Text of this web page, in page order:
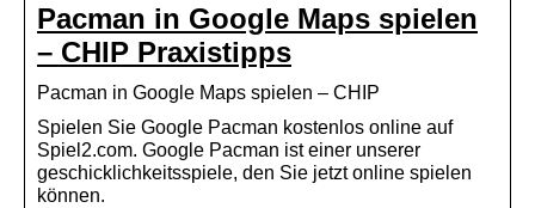
Pacman in Google Maps spielen
– CHIP Praxistipps
Pacman in Google Maps spielen – CHIP
Spielen Sie Google Pacman kostenlos online auf
Spiel2.com. Google Pacman ist einer unserer
geschicklichkeitsspiele, den Sie jetzt online spielen
können.